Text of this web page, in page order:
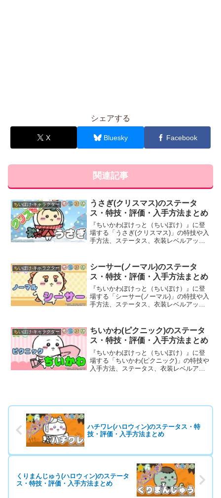
シェアする
X Bluesky Facebook
関連記事
ちいぽけ-キャラクター
うさぎ(クリスマス)のステータ
ス・特技・評価・入手方法まとめ
『ちいかわぽけっと（ちいぽけ）』に登
場する「うさぎ(クリスマス)」の特技や入
手方法、ステータス、衣装レベルアッ
しています。
ちいぽけ-キャラクター
シーサー(ノーマル)のステータ
ス・特技・評価・入手方法まとめ
『ちいかわぽけっと（ちいぽけ）』に登
場する「シーサー(ノーマル)」の特技や入
手方法、ステータス、衣装レベルアッ
しています。
ちいぽけ-キャラクター
ちいかわ(ピクニック)のステータ
ス・特技・評価・入手方法まとめ
『ちいかわぽけっと（ちいぽけ）』に登
場する「ちいかわ(ピクニック)」の特技や
入手方法、ステータス、衣装レベルアッ
ハチワレ(ハロウィン)のステータス・特
技・評価・入手方法まとめ
くりまんじゅう(ハロウィン)のステータ
ス・特技・評価・入手方法まとめ